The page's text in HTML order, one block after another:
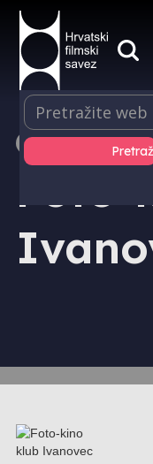
ČLANICA
Foto-